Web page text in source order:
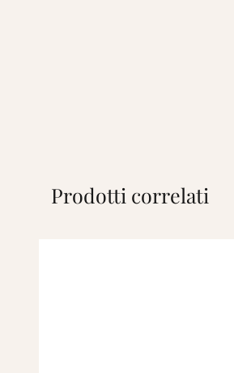
Prodotti correlati